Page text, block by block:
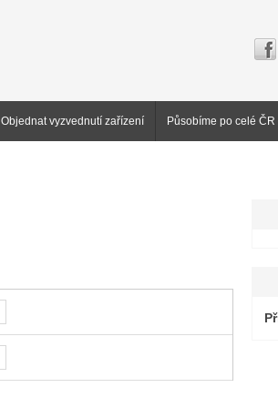
Objednat vyzvednutí zařízení Působíme po celé